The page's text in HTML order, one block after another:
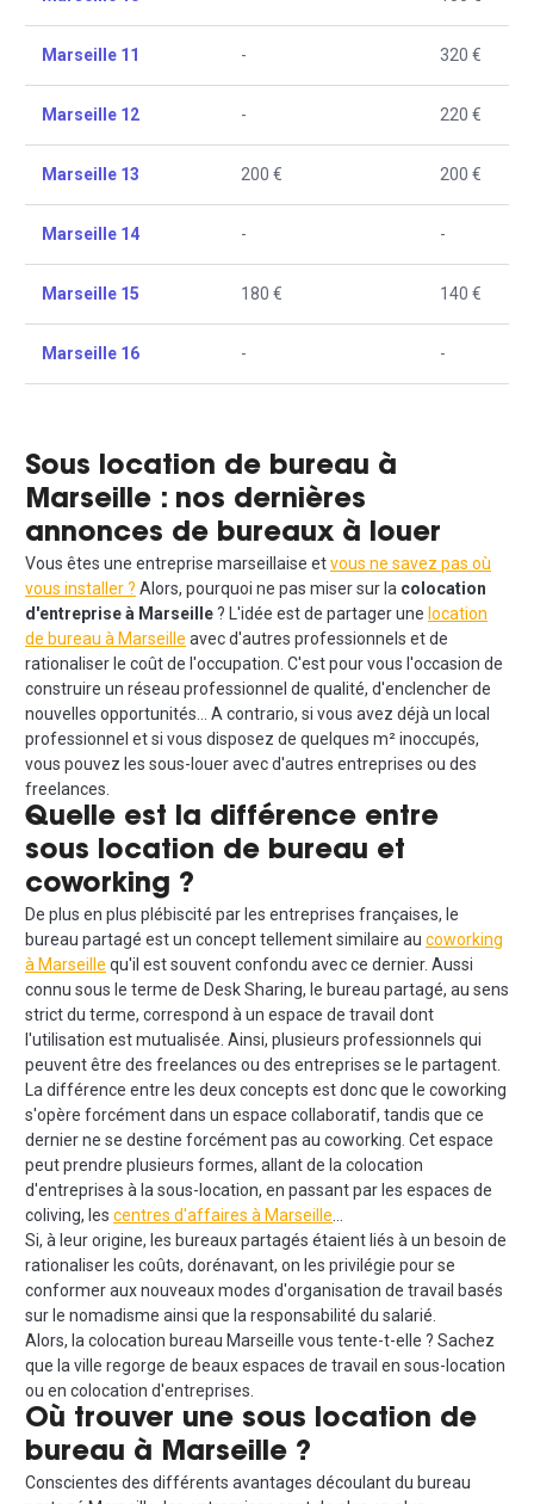
Marseille 11 - 320 €
Marseille 12 - 220 €
Marseille 13 200 € 200 €
Marseille 14 - -
Marseille 15 180 € 140 €
Marseille 16 - -
Sous location de bureau à
Marseille : nos dernières
annonces de bureaux à louer
Vous êtes une entreprise marseillaise etvous ne savez pas où
vous installer ? Alors, pourquoi ne pas miser sur la colocation
d'entreprise à Marseille? L'idée est de partager une location
de bureau à Marseille avec d'autres professionnels et de
rationaliser le coût de l'occupation. C'est pour vous l'occasion de
construire un réseau professionnel de qualité, d'enclencher de
nouvelles opportunités… A contrario, si vous avez déjà un local
professionnel et si vous disposez de quelques m² inoccupés,
vous pouvez les sous-louer avec d'autres entreprises ou des
freelances.
Quelle est la différence entre
sous location de bureau et
coworking ?
De plus en plus plébiscité par les entreprises françaises, le
bureau partagé est un concept tellement similaire au coworking
à Marseille qu'il est souvent confondu avec ce dernier. Aussi
connu sous le terme de Desk Sharing, le bureau partagé, au sens
strict du terme, correspond à un espace de travail dont
l'utilisation est mutualisée. Ainsi, plusieurs professionnels qui
peuvent être des freelances ou des entreprises se le partagent.
La différence entre les deux concepts est donc que le coworking
s'opère forcément dans un espace collaboratif, tandis que ce
dernier ne se destine forcément pas au coworking. Cet espace
peut prendre plusieurs formes, allant de la colocation
d'entreprises à la sous-location, en passant par les espaces de
coliving, les centres d'affaires à Marseille
Si, à leur origine, les bureaux partagés étaient liés à un besoin de
rationaliser les coûts, dorénavant, on les privilégie pour se
conformer aux nouveaux modes d'organisation de travail basés
sur le nomadisme ainsi que la responsabilité du salarié.
Alors, la colocation bureau Marseille vous tente-t-elle ? Sachez
que la ville regorge de beaux espaces de travail en sous-location
ou en colocation d'entreprises.
Où trouver une sous location de
bureau à Marseille ?
Conscientes des différents avantages découlant du bureau